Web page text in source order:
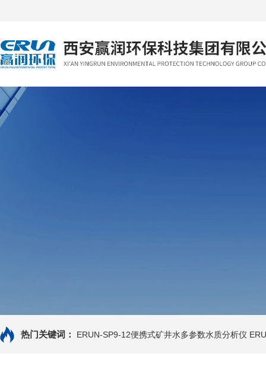
热门关键词： ERUN-SP9-12便携式矿井水多参数水质分析仪